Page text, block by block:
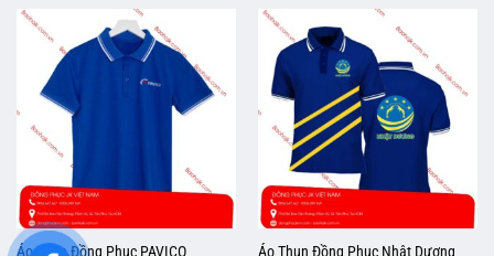
Áo Thun Đồng Phục PAVICO Áo Thun Đồng Phục Nhật Dương